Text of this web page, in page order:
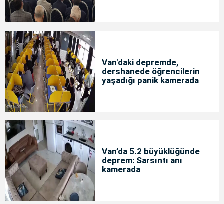
Van'daki depremde,
dershanede öğrencilerin
yaşadığı panik kamerada
Van’da 5.2 büyüklüğünde
deprem: Sarsıntı anı
kamerada